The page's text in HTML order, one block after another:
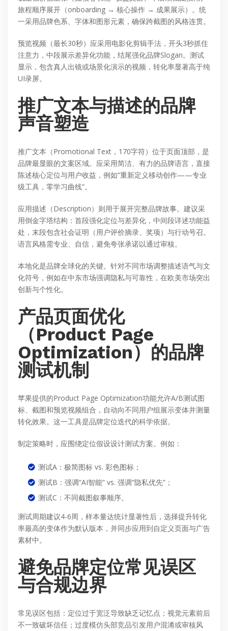
旅程顺序展开（onboarding → 核心操作 → 成果展示）。统
一采用品牌色系、字体和图形元素，确保跨截图的风格连贯。
预览视频（最长30秒）应采用电影化剪辑手法，开头3秒抓住
注意力，中段展示差异化功能，结尾强化品牌Slogan。测试
显示，包含真人出镜或场景化演示的视频，转化率显著高于纯
UI录屏。
推广文本与描述的品牌
声音塑造
推广文本（Promotional Text，170字符）位于页面顶部，是
品牌最显眼的文案区域。应采用简洁、有力的品牌语言，直接
陈述核心定位与用户收益，例如“重新定义移动创作——专业
级工具，零学习曲线”。
应用描述（Description）则用于展开完整品牌故事。建议采
用倒金字塔结构：首段强化定位与差异化，中间段详述功能益
处，末段包含社会证明（用户评价摘录、奖项）与行动号召。
语言风格需专业、自信，避免夸张承诺以通过审核。
本地化是品牌全球化的关键。针对不同市场调整描述语气与文
化符号，例如在中东市场强调隐私与可靠性，在欧美市场突出
创新与个性化。
产品页面优化
（Product Page
Optimization）的品牌
测试机制
苹果提供的Product Page Optimization功能允许A/B测试图
标、截图和预览视频组合，自动向不同用户组展示变体并测量
转化效果。这一工具是品牌定位迭代的科学依据。
制定策略时，应围绕定位假设设计测试方案。例如：
测试A：极简图标 vs. 彩色图标；
测试B：强调“AI智能” vs. 强调“隐私优先”；
测试C：不同截图叙事顺序。
测试周期建议4-6周，样本量达统计显著性后，选择提升转化
率最高的变体作为默认版本，并同步应用到自定义页面与广告
素材中。
避免品牌定位常见误区
与合规边界
常见误区包括：定位过于宽泛导致缺乏记忆点；视觉元素前后
不一致破坏信任；过度模仿头部竞品引发用户混淆或审核风